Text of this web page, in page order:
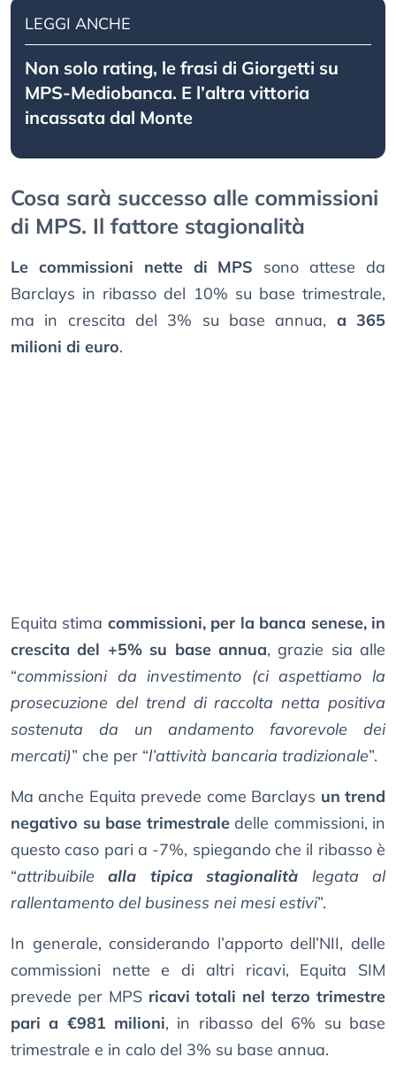
LEGGI ANCHE
Non solo rating, le frasi di Giorgetti su
MPS-Mediobanca. E l’altra vittoria
incassata dal Monte
Cosa sarà successo alle commissioni
di MPS. Il fattore stagionalità
Le commissioni nette di MPS sono attese da
Barclays in ribasso del 10% su base trimestrale,
ma in crescita del 3% su base annua, a 365
milioni di euro.
Equita stima commissioni, per la banca senese, in
crescita del +5% su base annua, grazie sia alle
“commissioni da investimento (ci aspettiamo la
prosecuzione del trend di raccolta netta positiva
sostenuta da un andamento favorevole dei
mercati)” che per “l’attività bancaria tradizionale”.
Ma anche Equita prevede come Barclays un trend
negativo su base trimestraledelle commissioni, in
questo caso pari a -7%, spiegando che il ribasso è
“attribuibilealla tipica stagionalità legata al
rallentamento del business nei mesi estivi”.
In generale, considerando l’apporto dell’NII, delle
commissioni nette e di altri ricavi, Equita SIM
prevede per MPS ricavi totali nel terzo trimestre
pari a €981 milioni, in ribasso del 6% su base
trimestrale e in calo del 3% su base annua.